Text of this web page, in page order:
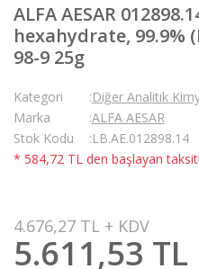
ALFA AESAR
hexahydrate, 99.9%
98-9 25g
Kategori
Diğer Analitik
Marka
ALFA AESAR
Stok Kodu
LB.AE.012898.14
* 584,72 TL den başlayan
4.676,27 TL + KDV
5.611,53 TL